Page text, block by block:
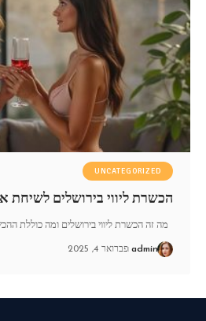
UNCATEGORIZED
הכשרת ליווי בירושלים לשיחת
מה זה הכשרת ליווי בירושלים ומה כוללת
admin פברואר 4, 2025